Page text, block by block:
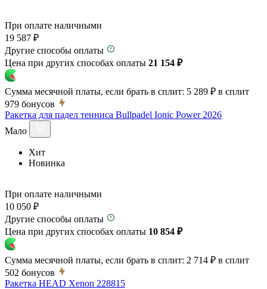
При оплате наличными
19 587 ₽
Другие способы оплаты
Цена при других способах оплаты 21 154 ₽
Сумма месячной платы, если брать в сплит: 5 289 ₽ в сплит
979 бонусов
Ракетка для падел тенниса Bullpadel Ionic Power 2026
Мало
Хит
Новинка
При оплате наличными
10 050 ₽
Другие способы оплаты
Цена при других способах оплаты 10 854 ₽
Сумма месячной платы, если брать в сплит: 2 714 ₽ в сплит
502 бонусов
Ракетка HEAD Xenon 228815